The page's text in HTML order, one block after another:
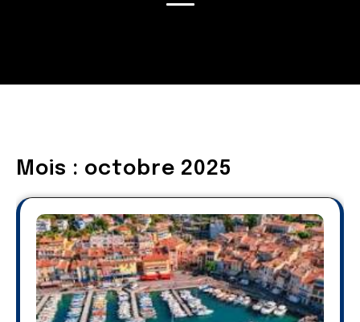
Mois : octobre 2025